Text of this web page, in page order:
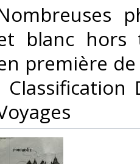
blanc hors
première
Classification